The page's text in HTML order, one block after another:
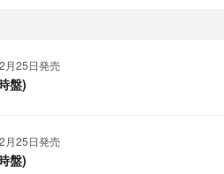
月25日発売
盤)
月25日発売
盤)